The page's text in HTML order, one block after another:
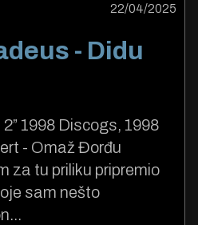
22/04/2025
- Didu
1998 Discogs, 1998
- Omaž Đorđu
za tu priliku pripremio
sam nešto